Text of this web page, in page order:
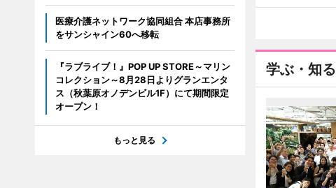
学ぶ・知る
医療介護ネットワーク協同組合 本店事務所
をサンシャイン60へ移転
『ラブライブ！』POP UP STORE～マリン
コレクション～8月28日よりグランエンタ
ス（秋葉原オノデンビル1F）にて期間限定
オープン！
もっと見る